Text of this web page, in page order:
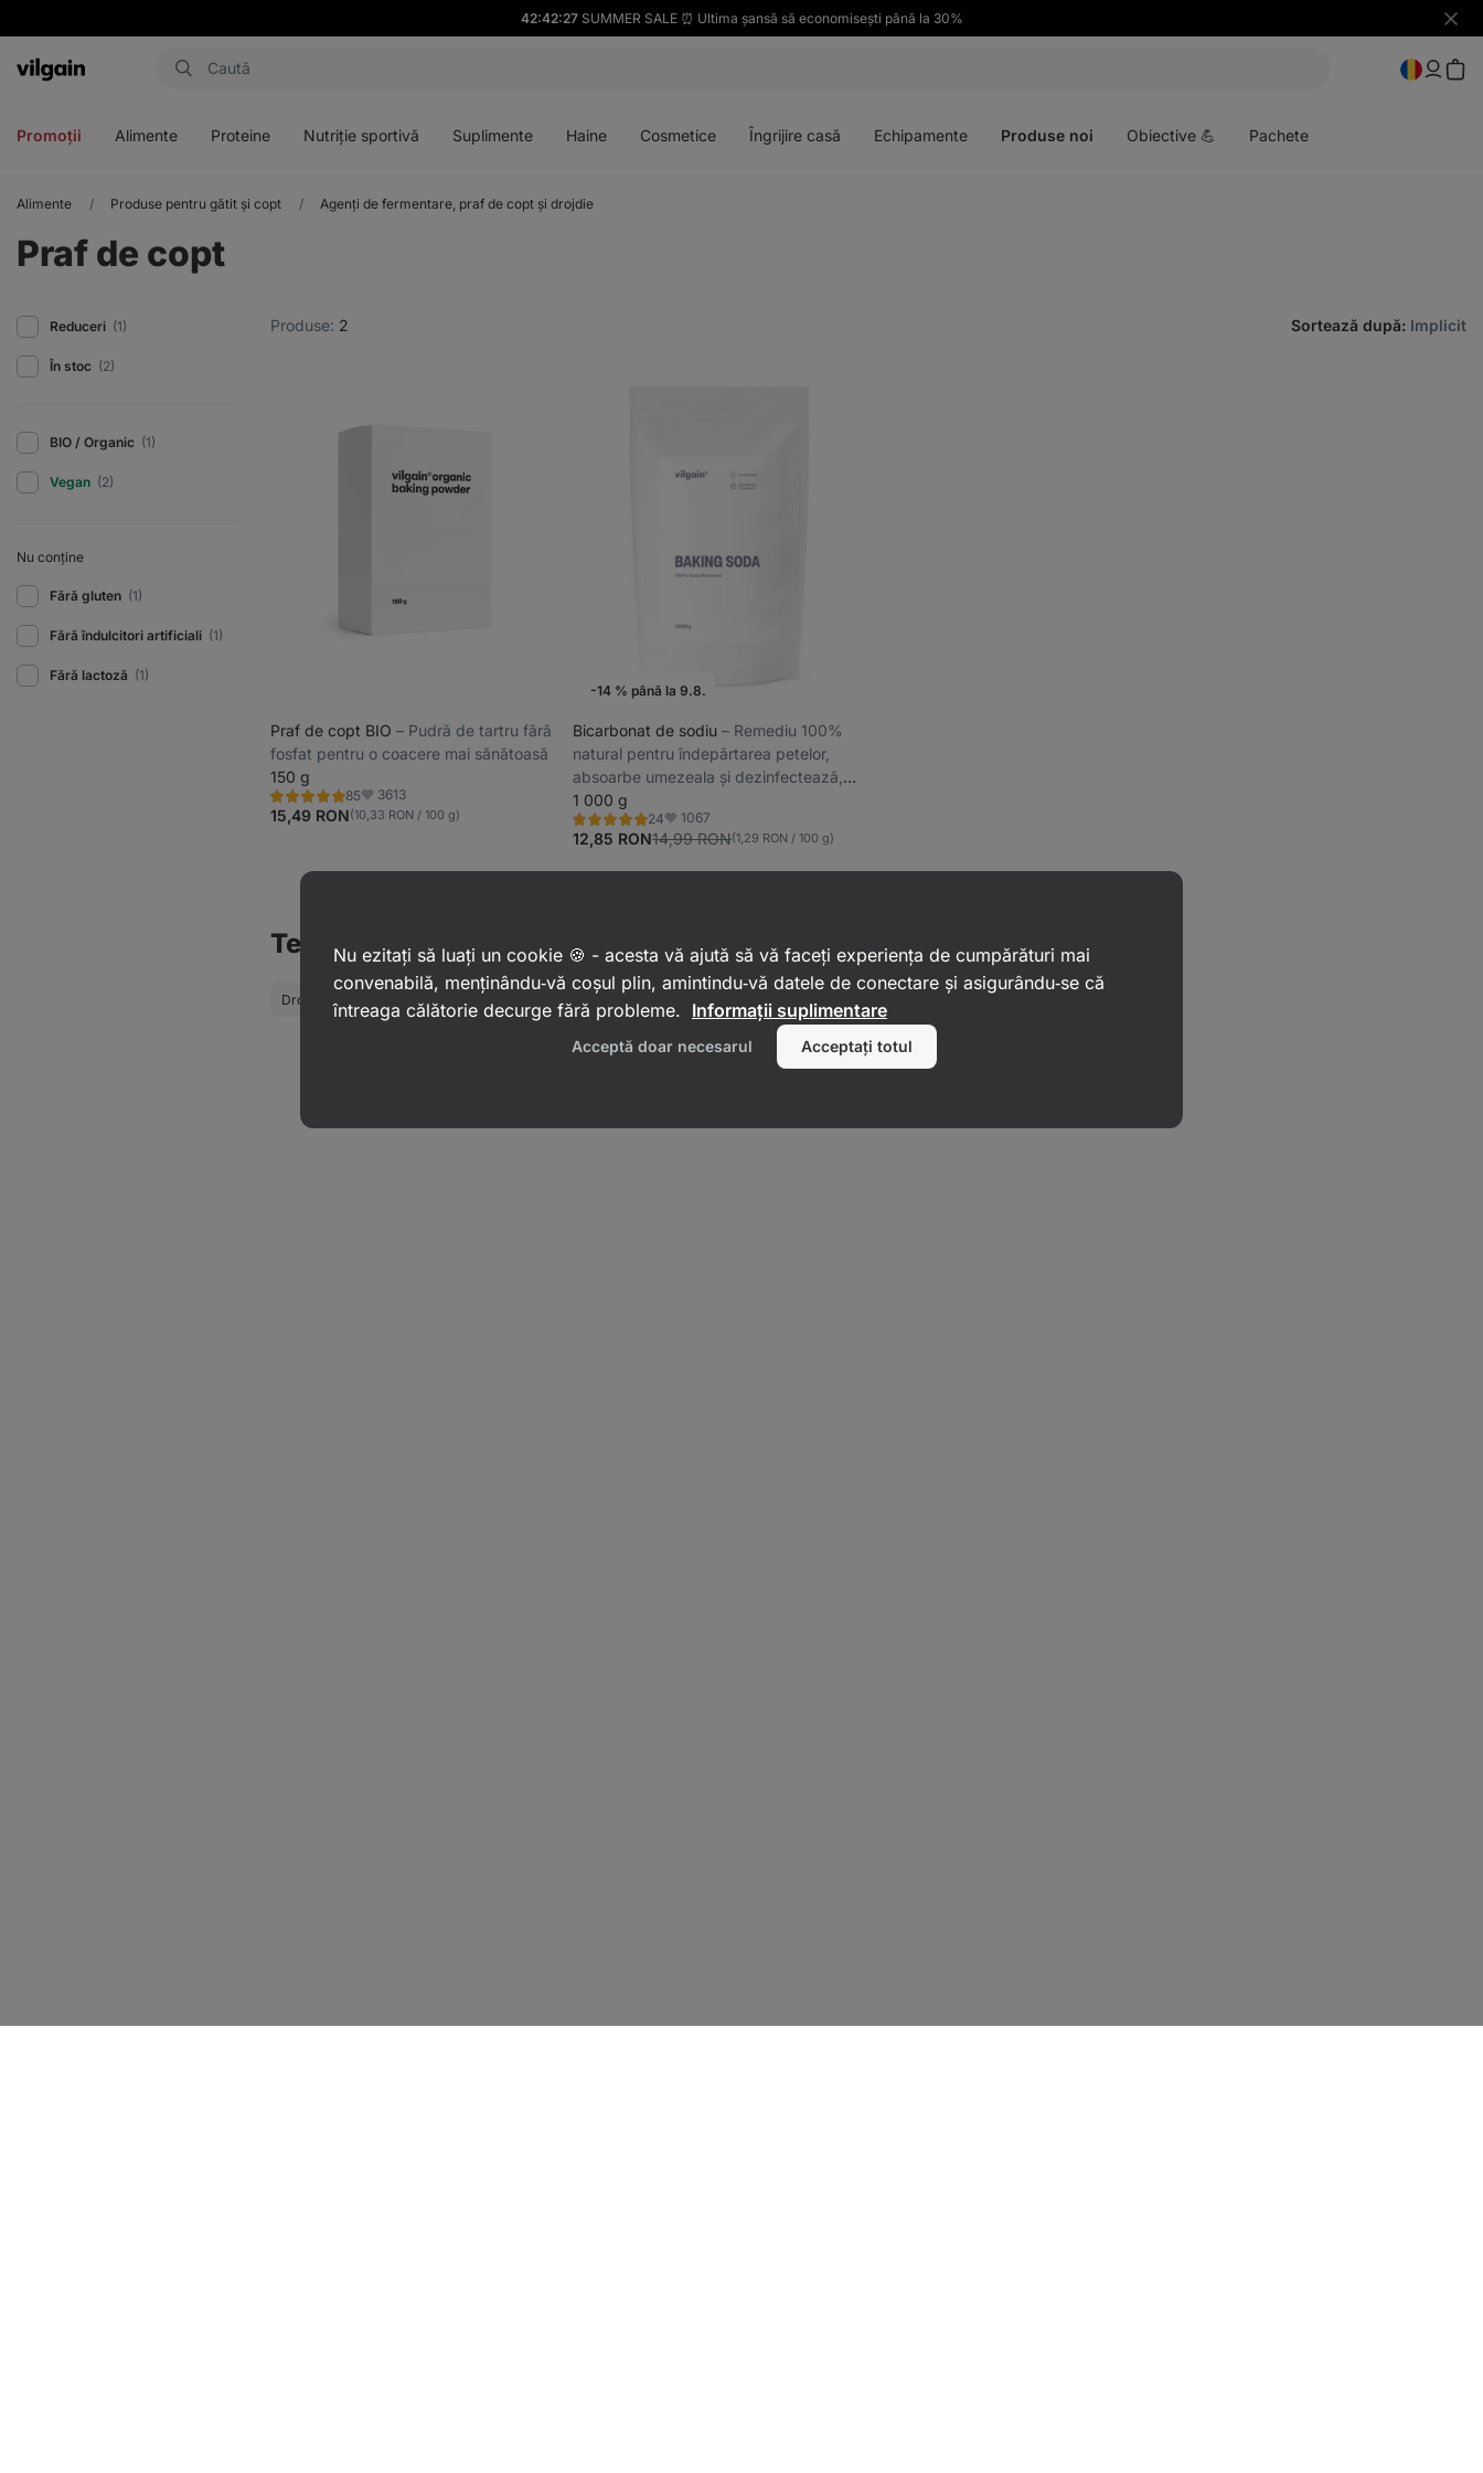
42:42:26 SUMMER SALE ⏰ Ultima șansă să economisești până la 30%
Aktin
Promoții Alimente Proteine Nutriție sportivă Suplimente Haine Cosmetice Îngrijire casă Echipamente Produse noi Obiective 💪 Pachete
Alimente Produse pentru gătit și copt Agenți de fermentare, praf de copt și drojdie
Praf de copt
Produse: 2 Sortează după: Implicit
Reduceri (1)
În stoc (2)
BIO / Organic (1)
Vegan (2)
Nu conține
Fără gluten (1)
Fără îndulcitori artificiali (1)
Fără lactoză (1)
Praf de copt BIO ⁠–⁠ Pudră de tartru fără
fosfat pentru o coacere mai sănătoasă
150 g
85
Evaluare
4.9/5,
85
Favorite
3613
15,49 RON(10,33 RON / 100 g)
-14 % până la 9.8.
Evenimentele săptămânii
Bicarbonat de sodiu ⁠–⁠ Remediu 100%
natural pentru îndepărtarea petelor,
absoarbe umezeala și dezinfectează,
potrivit și pentru coacere și gătit
1 000 g
24
Evaluare
5.0/5,
24
Favorite
1067
12,85 RON14,99 RON(1,29 RON / 100 g)
Te‑ar putea interesa și
Drojdie Bicarbonat de sodiu Praf de copt fără fosfați
Nu ezitați să luați un cookie 🍪 - acesta vă ajută să vă faceți experiența de cumpărături mai
convenabilă, menținându‑vă coșul plin, amintindu‑vă datele de conectare și asigurându‑se că
întreaga călătorie decurge fără probleme. Informații suplimentare
Acceptă doar necesarul Acceptați totul